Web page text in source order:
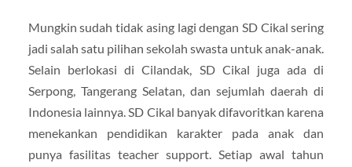
Mungkin sudah tidak asing lagi dengan SD Cikal sering
jadi salah satu pilihan sekolah swasta untuk anak-anak.
Selain berlokasi di Cilandak, SD Cikal juga ada di
Serpong, Tangerang Selatan, dan sejumlah daerah di
Indonesia lainnya. SD Cikal banyak difavoritkan karena
menekankan pendidikan karakter pada anak dan
punya fasilitas teacher support. Setiap awal tahun